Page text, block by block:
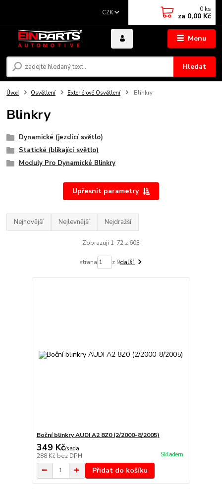
Menu
CZK
Hledat
0 ks
za 0,00 Kč
Úvod Osvětlení Exteriérové Osvětlení Blinkry
Blinkry
Dynamické (jezdící světlo)
Statické (blikající světlo)
Moduly Pro Dynamické Blinkry
Upřesnit parametry
Nejnovější Nejlevnější Nejdražší
Zobrazuji 1-72 z 603
strana z 9další
Boční blinkry AUDI A2 8Z0 (2/2000-8/2005)
349 Kč/sada
288 Kč bez DPH Skladem
Přidat do košíku